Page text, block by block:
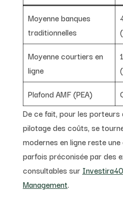
Moyenne banques
traditionnelles
Moyenne courtiers en
ligne
Plafond AMF (PEA)
De ce fait, pour les
pilotage des coûts, se
modernes en ligne reste
parfois préconisée par des
consultables sur
Management.